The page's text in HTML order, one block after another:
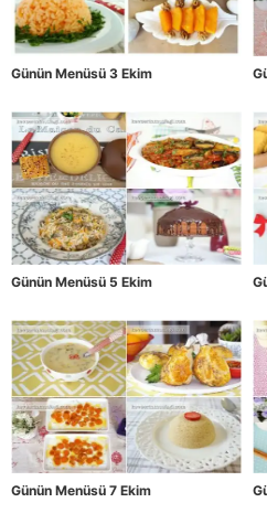
Günün Menüsü 3 Ekim
Günün Menüsü 5 Ekim
Günün Menüsü 7 Ekim